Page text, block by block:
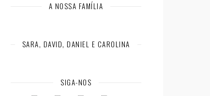
A NOSSA FAMÍLIA
SARA, DAVID, DANIEL E CAROLINA
SIGA-NOS